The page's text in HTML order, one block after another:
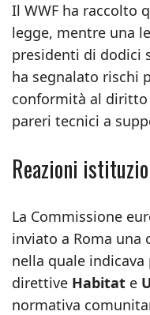
Il WWF ha raccolto
legge, mentre una
presidenti di dodici
ha segnalato rischi
conformità al diritto
pareri tecnici a
Reazioni
La Commissione
inviato a Roma una
nella quale
direttive Habitat e
normativa